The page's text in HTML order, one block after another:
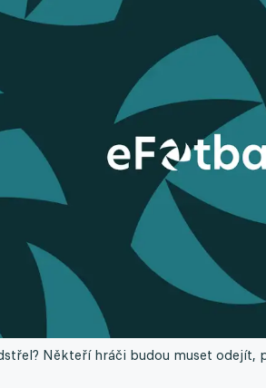
Někteří hráči budou muset odejít,